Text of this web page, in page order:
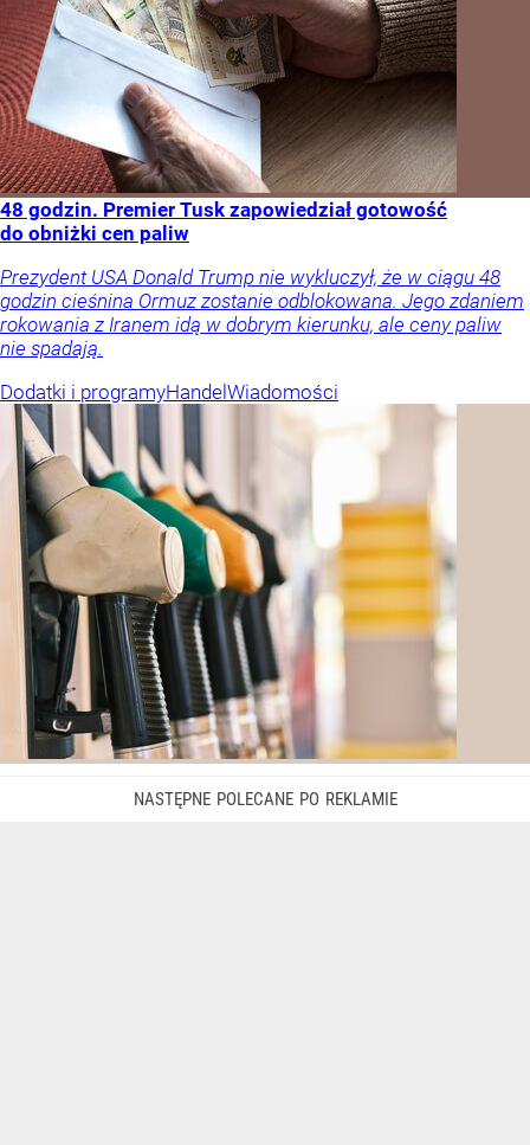
48 godzin. Premier Tusk zapowiedział gotowość
do obniżki cen paliw
Prezydent USA Donald Trump nie wykluczył, że w ciągu 48
godzin cieśnina Ormuz zostanie odblokowana. Jego zdaniem
rokowania z Iranem idą w dobrym kierunku, ale ceny paliw
nie spadają.
Dodatki i programyHandelWiadomości